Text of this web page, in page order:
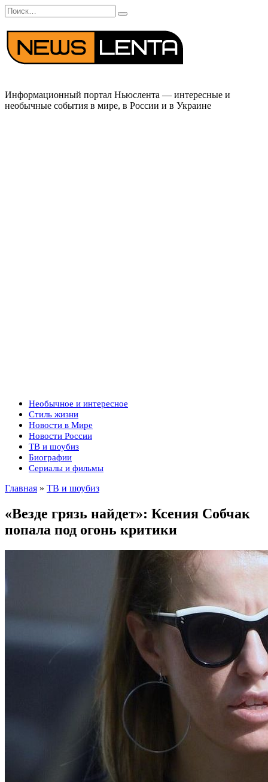
Перейти
к
содержанию
Search
for:
Информационный портал Ньюслента — интересные и
необычные события в мире, в России и в Украине
Необычное и интересное
Стиль жизни
Новости в Мире
Новости России
ТВ и шоубиз
Биографии
Сериалы и фильмы
Главная » ТВ и шоубиз
«Везде грязь найдет»: Ксения Собчак
попала под огонь критики